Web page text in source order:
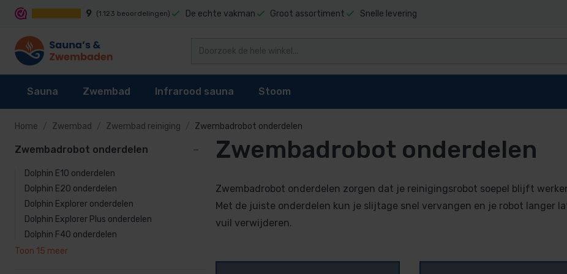
9 (1.123 beoordelingen) De echte vakman Groot assortiment Snelle levering
Sauna
Sauna's
Sauna kachel
Sauna besturing
Accessoires
Onderdelen
Zwembad
Zwembad reiniging
Zwembaden
Zwembad bekleding
Waterbehandeling
Zwembad verwarming
Zwembad reiniging
Zwembad bodemreiniger
Reinigingsslang
Telescoopstang zwembad
Zwembad stofzuigers Zwembadrobot onderdelen
Dolphin E20 onderdelen
Dolphin Explorer onderdelen
Infrarood sauna
Infrarood sauna cabines
Techniek
Infrarood sauna lampen kopen?
Onderdelen
Stoom
Stoomgenerator
Stoomcabine onderdelen
Stoomgeuren
Home Zwembad Zwembad reiniging Zwembadrobot onderdelen
Zwembadrobot onderdelen
Dolphin E10 onderdelen
Dolphin E20 onderdelen
Dolphin Explorer onderdelen
Dolphin Explorer Plus onderdelen
Dolphin F40 onderdelen
Toon 15 meer
Zwembadrobot onderdelen
Zwembadrobot onderdelen zorgen dat je reinigingsrobot soepel blijft
Met de juiste onderdelen kun je slijtage snel vervangen en je robot langer
vuil verwijderen.